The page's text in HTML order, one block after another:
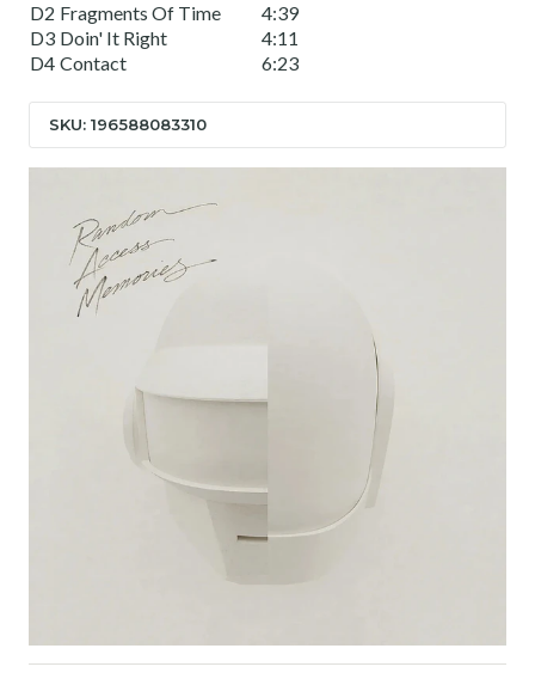
D2 Fragments Of Time
4:39
D3 Doin' It Right
4:11
D4 Contact 6:23
SKU: 196588083310